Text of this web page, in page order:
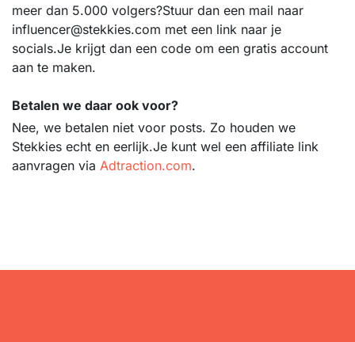
meer dan 5.000 volgers?Stuur dan een mail naar
influencer@stekkies.com met een link naar je
socials.Je krijgt dan een code om een gratis account
aan te maken.
Betalen we daar ook voor?
Nee, we betalen niet voor posts. Zo houden we
Stekkies echt en eerlijk.Je kunt wel een affiliate link
aanvragen via Adtraction.com.